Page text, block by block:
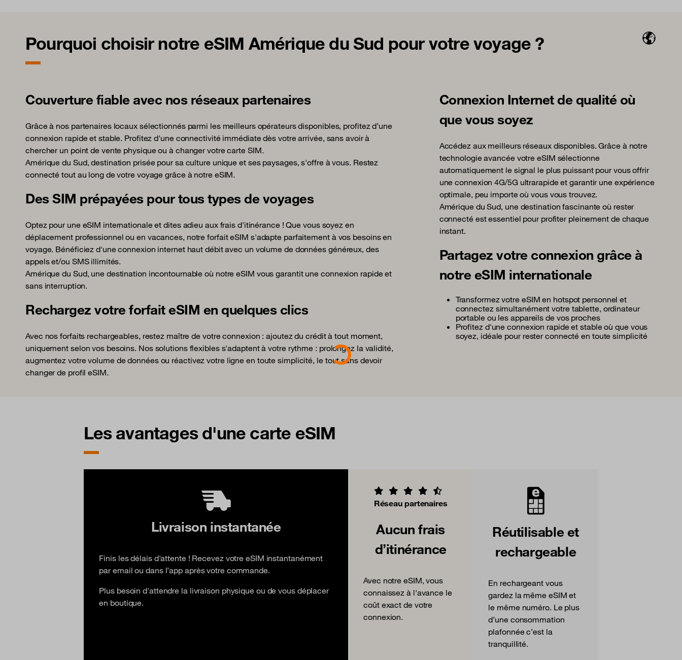
Pourquoi choisir notre eSIM Amérique du Sud pour votre voyage ?
Couverture fiable avec nos réseaux partenaires
Grâce à nos partenaires locaux sélectionnés parmi les meilleurs opérateurs disponibles, profitez d’une
connexion rapide et stable. Profitez d'une connectivité immédiate dès votre arrivée, sans avoir à
chercher un point de vente physique ou à changer votre carte SIM.
Amérique du Sud, destination prisée pour sa culture unique et ses paysages, s'offre à vous. Restez
connecté tout au long de votre voyage grâce à notre eSIM.
Des SIM prépayées pour tous types de voyages
Optez pour une eSIM internationale et dites adieu aux frais d'itinérance ! Que vous soyez en
déplacement professionnel ou en vacances, notre forfait eSIM s'adapte parfaitement à vos besoins en
voyage. Bénéficiez d'une connexion internet haut débit avec un volume de données généreux, des
appels et/ou SMS illimités.
Amérique du Sud, une destination incontournable où notre eSIM vous garantit une connexion rapide et
sans interruption.
Rechargez votre forfait eSIM en quelques clics
Avec nos forfaits rechargeables, restez maître de votre connexion : ajoutez du crédit à tout moment,
uniquement selon vos besoins. Nos solutions flexibles s'adaptent à votre rythme : prolongez la validité,
augmentez votre volume de données ou réactivez votre ligne en toute simplicité, le tout sans devoir
changer de profil eSIM.
Connexion Internet de qualité où
que vous soyez
Accédez aux meilleurs réseaux disponibles. Grâce à notre
technologie avancée votre eSIM sélectionne
automatiquement le signal le plus puissant pour vous offrir
une connexion 4G/5G ultrarapide et garantir une expérience
optimale, peu importe où vous vous trouvez.
Amérique du Sud, une destination fascinante où rester
connecté est essentiel pour profiter pleinement de chaque
instant.
Partagez votre connexion grâce à
notre eSIM internationale
Transformez votre eSIM en hotspot personnel et
connectez simultanément votre tablette, ordinateur
portable ou les appareils de vos proches
Profitez d'une connexion rapide et stable où que vous
soyez, idéale pour rester connecté en toute simplicité
Les avantages d'une carte eSIM
Livraison instantanée
Finis les délais d'attente ! Recevez votre eSIM instantanément
par email ou dans l’app après votre commande.
Plus besoin d'attendre la livraison physique ou de vous déplacer
en boutique.
Réseau partenaires
Aucun frais
d’itinérance
Avec notre eSIM, vous
connaissez à l'avance le
coût exact de votre
connexion.
Réutilisable et
rechargeable
En rechargeant vous
gardez la même eSIM et
le même numéro. Le plus
d’une consommation
plafonnée c’est la
tranquillité.
Loading...